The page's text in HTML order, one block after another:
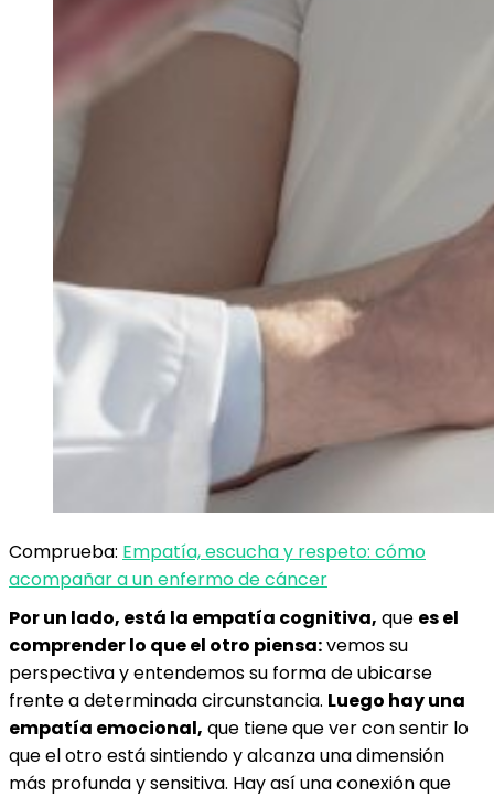
Comprueba: Empatía, escucha y respeto: cómo
acompañar a un enfermo de cáncer
Por un lado, está la empatía cognitiva, que es el
comprender lo que el otro piensa:vemos su
perspectiva y entendemos su forma de ubicarse
frente a determinada circunstancia. Luego hay una
empatía emocional, que tiene que ver con sentir lo
que el otro está sintiendo y alcanza una dimensión
más profunda y sensitiva. Hay así una conexión que